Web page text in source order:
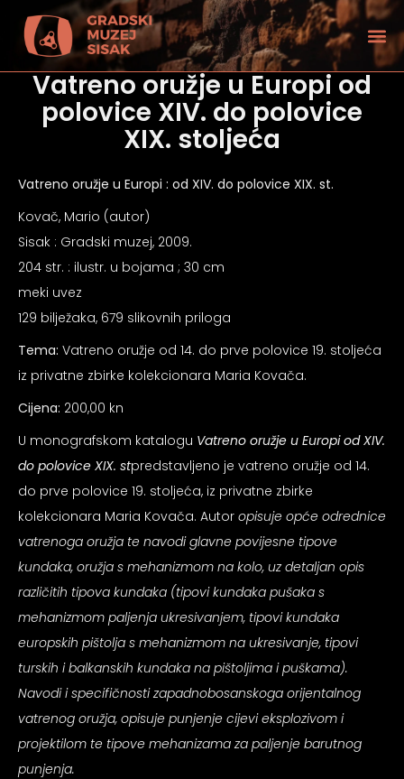
Vatreno oružje u Europi od
polovice XIV. do polovice
XIX. stoljeća
Vatreno oružje u Europi : od XIV. do polovice XIX. st.
Kovač, Mario (autor)
Sisak : Gradski muzej, 2009.
204 str. : ilustr. u bojama ; 30 cm
meki uvez
129 bilježaka, 679 slikovnih priloga
Tema: Vatreno oružje od 14. do prve polovice 19. stoljeća
iz privatne zbirke kolekcionara Maria Kovača.
Cijena: 200,00 kn
U monografskom katalogu Vatreno oružje u Europi od XIV.
do polovice XIX. stpredstavljeno je vatreno oružje od 14.
do prve polovice 19. stoljeća, iz privatne zbirke
kolekcionara Maria Kovača. Autor opisuje opće odrednice
vatrenoga oružja te navodi glavne povijesne tipove
kundaka, oružja s mehanizmom na kolo, uz detaljan opis
različitih tipova kundaka (tipovi kundaka pušaka s
mehanizmom paljenja ukresivanjem, tipovi kundaka
europskih pištolja s mehanizmom na ukresivanje, tipovi
turskih i balkanskih kundaka na pištoljima i puškama).
Navodi i specifičnosti zapadnobosanskoga orijentalnog
vatrenog oružja, opisuje punjenje cijevi eksplozivom i
projektilom te tipove mehanizama za paljenje barutnog
punjenja.
vida